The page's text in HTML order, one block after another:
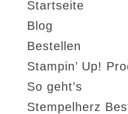
Startseite
Blog
Bestellen
Stampin’ Up!
So geht’s
Stempelherz